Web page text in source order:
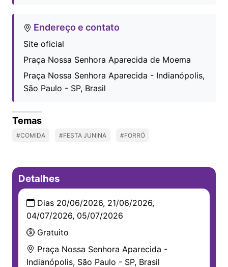
Endereço e contato
Site oficial
Praça Nossa Senhora Aparecida de Moema
Praça Nossa Senhora Aparecida - Indianópolis,
São Paulo - SP, Brasil
Temas
#COMIDA #FESTA JUNINA #FORRÓ
Detalhes
Dias 20/06/2026, 21/06/2026,
04/07/2026, 05/07/2026
Gratuito
Praça Nossa Senhora Aparecida -
Indianópolis, São Paulo - SP, Brasil